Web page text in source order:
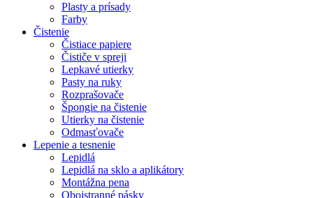
Plasty a prísady
Farby
Čistenie
Čistiace papiere
Čističe v spreji
Lepkavé utierky
Pasty na ruky
Rozprašovače
Špongie na čistenie
Utierky na čistenie
Odmasťovače
Lepenie a tesnenie
Lepidlá
Lepidlá na sklo a aplikátory
Montážna pena
Obojstranné pásky